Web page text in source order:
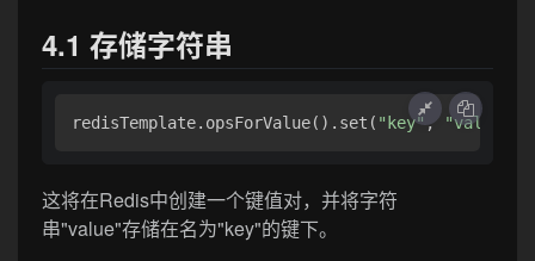
4.1 存储字符串
redisTemplate.opsForValue().set( "key", "value"
这将在Redis中创建一个键值对，并将字符
串"value"存储在名为"key"的键下。